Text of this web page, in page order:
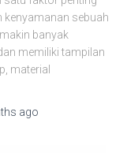
kenyamanan sebuah
banyak
memiliki tampilan
material
ago